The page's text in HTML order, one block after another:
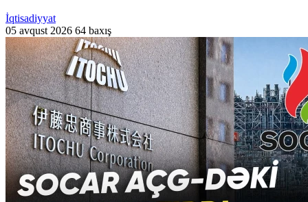
İqtisadiyyat
05 avqust 2026 64 baxış